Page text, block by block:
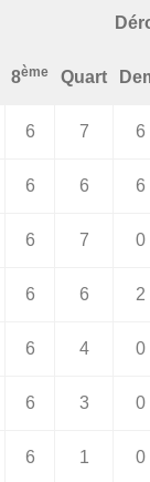
8ème Quart
6 7 6
6 6 6
6 7 0
6 6 2
6 4 0
6 3 0
6 1 0